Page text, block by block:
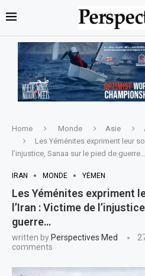
Home Monde Asie
Les Yéménites expriment leur
l’injustice, Sanaa sur le pied de guerre…
IRAN MONDE YÉMEN
Les Yéménites expriment
l’Iran : Victime de
guerre…
written by Perspectives Med
comments